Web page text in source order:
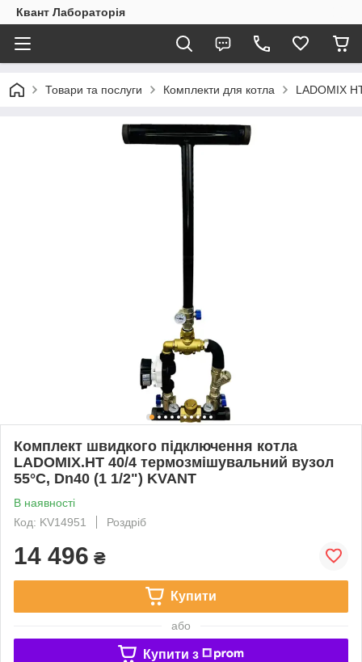
Квант Лабораторія
Товари та послуги Комплекти для котла LADOMIX
Комплект швидкого підключення котла
LADOMIX.HT 40/4 термозмішувальний вузол
55°C, Dn40 (1 1/2") KVANT
В наявності
Код: KV14951
Роздріб
14 496 ₴
Купити
або
Купити з